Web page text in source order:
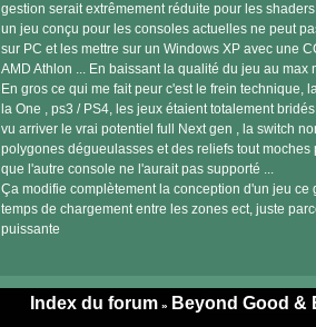
gestion serait extrêmement réduite pour les
un jeu conçu pour les consoles actuelles ne peut
sur PC et les mettre sur un Windows XP avec une
AMD Athlon ... En baissant la qualité du jeu au max
En gros ce qui me fait peur c'est le frein technique,
la One , ps3 / PS4, les jeux étaient totalement
vu arriver le vrai potentiel full Next gen , la switch
polygones dégueulasses et des reliefs tout
que l'autre console ne l'aurait pas supporté ...
Ça modifie complètement la conception d'un jeu
temps de chargement entre les zones ect, juste
puissante
Index du forum » Beyond Good &